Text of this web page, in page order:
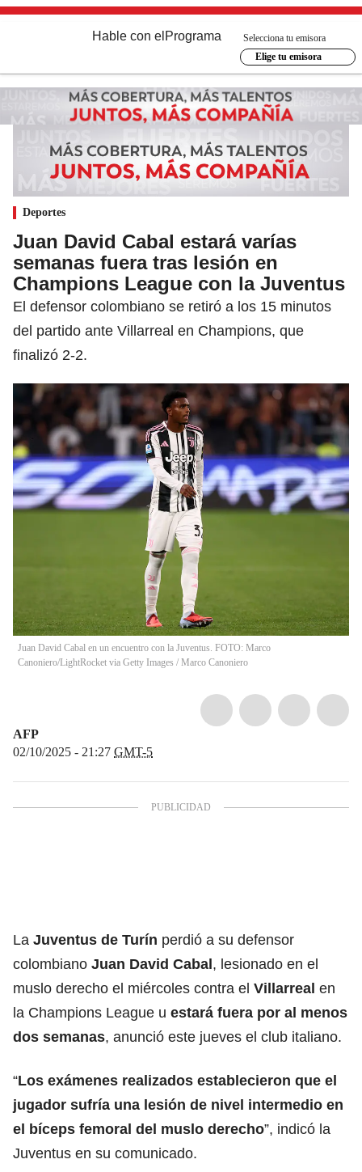
Hable con el Programa
Selecciona tu emisora
Elige tu emisora
Deportes
Juan David Cabal estará varías
semanas fuera tras lesión en
Champions League con la Juventus
El defensor colombiano se retiró a los 15 minutos
del partido ante Villarreal en Champions, que
finalizó 2-2.
Juan David Cabal en un encuentro con la Juventus. FOTO: Marco
Canoniero/LightRocket via Getty Images / Marco Canoniero
AFP
02/10/2025 - 21:27 GMT-5
La Juventus de Turín perdió a su defensor
colombiano Juan David Cabal, lesionado en el
muslo derecho el miércoles contra el Villarreal en
la Champions League u estará fuera por al menos
dos semanas, anunció este jueves el club italiano.
“Los exámenes realizados establecieron que el
jugador sufría una lesión de nivel intermedio en
el bíceps femoral del muslo derecho”, indicó la
Juventus en su comunicado.